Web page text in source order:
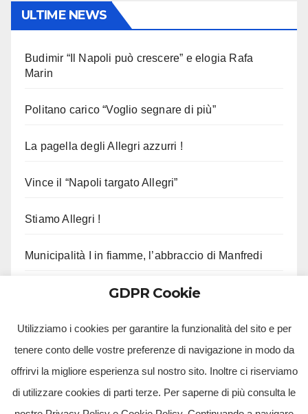
ULTIME NEWS
Budimir “Il Napoli può crescere” e elogia Rafa
Marin
Politano carico “Voglio segnare di più”
La pagella degli Allegri azzurri !
Vince il “Napoli targato Allegri”
Stiamo Allegri !
Municipalità I in fiamme, l’abbraccio di Manfredi
Gli aggiornamenti di Musumeci sui fondi per il
GDPR Cookie
Utilizziamo i cookies per garantire la funzionalità del sito e per
tenere conto delle vostre preferenze di navigazione in modo da
offrirvi la migliore esperienza sul nostro sito. Inoltre ci riserviamo
di utilizzare cookies di parti terze. Per saperne di più consulta le